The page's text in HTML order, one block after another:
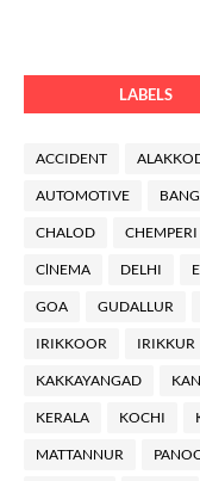
LABELS
ACCIDENT
AUTOMOTIVE
CHALOD CHEMPERI
ClNEMA DELHI
GOA GUDALLUR
IRIKKOOR IRIKKUR
KAKKAYANGAD
KERALA KOCHI
MATTANNUR